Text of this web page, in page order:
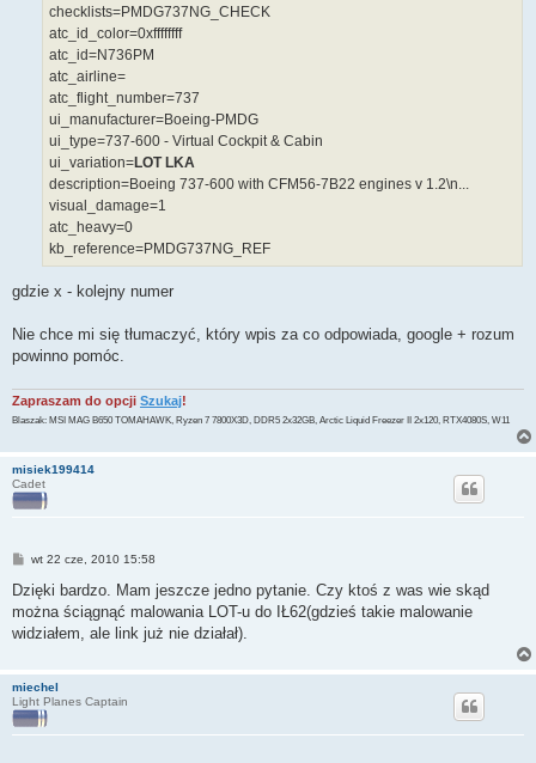
checklists=PMDG737NG_CHECK
atc_id_color=0xffffffff
atc_id=N736PM
atc_airline=
atc_flight_number=737
ui_manufacturer=Boeing-PMDG
ui_type=737-600 - Virtual Cockpit & Cabin
ui_variation=LOT LKA
description=Boeing 737-600 with CFM56-7B22 engines v 1.2\n...
visual_damage=1
atc_heavy=0
kb_reference=PMDG737NG_REF
gdzie x - kolejny numer
Nie chce mi się tłumaczyć, który wpis za co odpowiada, google + rozum
powinno pomóc.
Zapraszam do opcji Szukaj!
Blaszak: MSI MAG B650 TOMAHAWK, Ryzen 7 7800X3D, DDR5 2x32GB, Arctic Liquid Freezer II 2x120, RTX4080S, W11
misiek199414
Cadet
P
s
wt 22 cze, 2010 15:58
Dzięki bardzo. Mam jeszcze jedno pytanie. Czy ktoś z was wie skąd
można ściągnąć malowania LOT-u do IŁ62(gdzieś takie malowanie
widziałem, ale link już nie działał).
miechel
Light Planes Captain